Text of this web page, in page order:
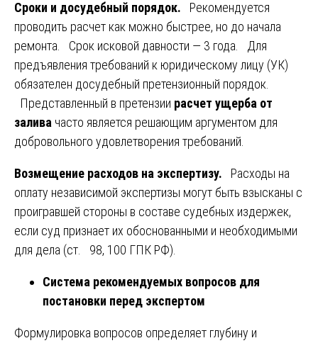
Сроки и досудебный порядок.
Рекомендуется
проводить расчет как можно быстрее, но до начала
ремонта. Срок исковой давности — 3 года. Для
предъявления требований к юридическому лицу (УК)
обязателен досудебный претензионный порядок.
Представленный в претензии расчет ущерба от
залива часто является решающим аргументом для
добровольного удовлетворения требований.
Возмещение расходов на экспертизу.
Расходы на
оплату независимой экспертизы могут быть взысканы с
проигравшей стороны в составе судебных издержек,
если суд признает их обоснованными и необходимыми
для дела (ст. 98, 100 ГПК РФ).
Система рекомендуемых вопросов для
постановки перед экспертом
Формулировка вопросов определяет глубину и